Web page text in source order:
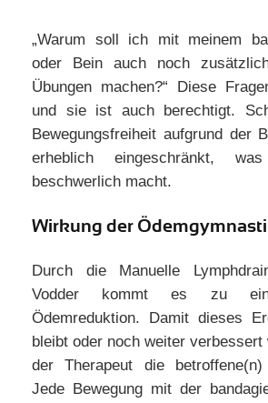
„Warum soll ich mit meinem
oder Bein auch noch
Übungen machen?“ Diese
und sie ist auch berechtigt.
Bewegungsfreiheit aufgrund der
erheblich eingeschränkt,
beschwerlich macht.
Wirkung der
Durch die Manuelle
Vodder kommt es zu
Ödemreduktion. Damit dieses
bleibt oder noch weiter verbessert
der Therapeut die betroffene(n)
Jede Bewegung mit der